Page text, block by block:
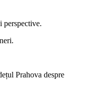
perspective.
Prahova despre